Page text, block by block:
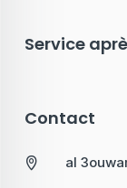
Service
Contact
al